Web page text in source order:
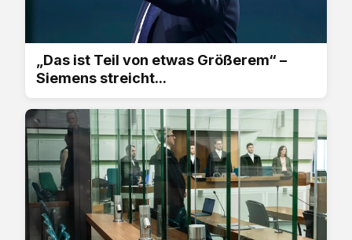
„Das ist Teil von etwas Größerem“ –
Siemens streicht...